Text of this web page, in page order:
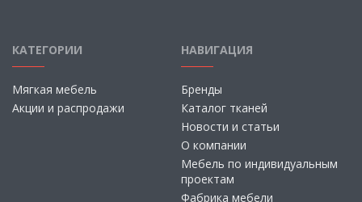
КАТЕГОРИИ
Мягкая мебель
Акции и распродажи
НАВИГАЦИЯ
Бренды
Каталог тканей
Новости и статьи
О компании
Мебель по индивидуальным
проектам
Фабрика мебели